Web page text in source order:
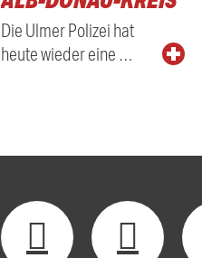
Die Ulmer Polizei hat
heute wieder eine …